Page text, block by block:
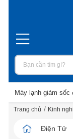
Máy lạnh giảm sốc
Trang chủ / Kinh
Điện Tử